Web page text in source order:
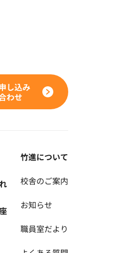
し込み
わせ
竹進について
校舎のご案内
お知らせ
職員室だより